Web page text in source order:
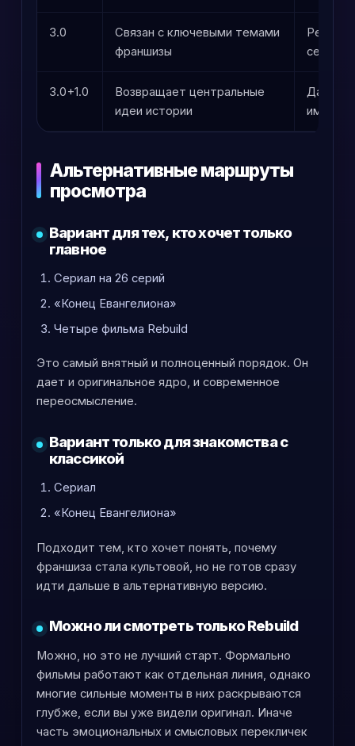
3.0
Связан с ключевыми темами
франшизы
Резко
сериала
3.0+1.0
Возвращает центральные
идеи истории
Дает
именно
Альтернативные маршруты
просмотра
Вариант для тех, кто хочет только
главное
Сериал на 26 серий
«Конец Евангелиона»
Четыре фильма Rebuild
Это самый внятный и полноценный порядок. Он
дает и оригинальное ядро, и современное
переосмысление.
Вариант только для знакомства с
классикой
Сериал
«Конец Евангелиона»
Подходит тем, кто хочет понять, почему
франшиза стала культовой, но не готов сразу
идти дальше в альтернативную версию.
Можно ли смотреть только Rebuild
Можно, но это не лучший старт. Формально
фильмы работают как отдельная линия, однако
многие сильные моменты в них раскрываются
глубже, если вы уже видели оригинал. Иначе
часть эмоциональных и смысловых перекличек